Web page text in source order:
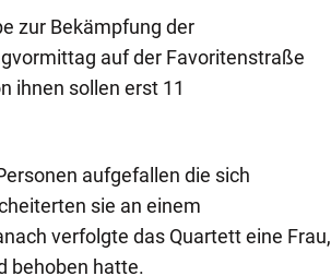
zur Bekämpfung der
auf der Favoritenstraße
ihnen sollen erst 11
aufgefallen die sich
sie an einem
verfolgte das Quartett eine Frau,
behoben hatte.